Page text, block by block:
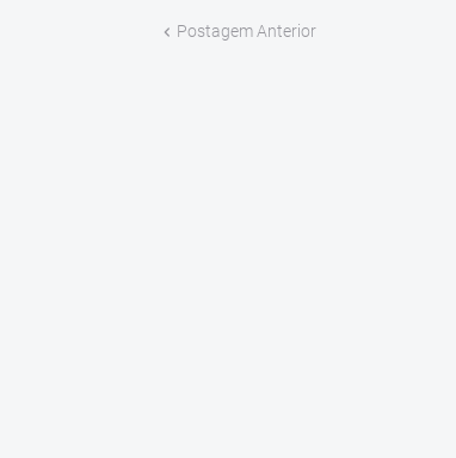
Postagem Anterior